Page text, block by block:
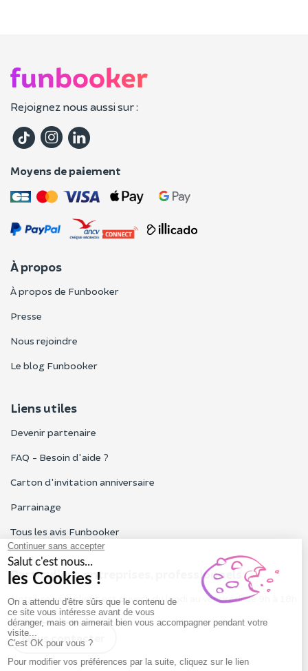
Rejoignez nous aussi sur :
Moyens de paiement
À propos
À propos de Funbooker
Presse
Nous rejoindre
Le blog Funbooker
Liens utiles
Devenir partenaire
FAQ - Besoin d'aide ?
Carton d'invitation anniversaire
Parrainage
Tous les avis Funbooker
Particuliers, entreprises, professionnels
Notre service client est ouvert du lundi au vendredi de 9h à 18h
Nous contacter